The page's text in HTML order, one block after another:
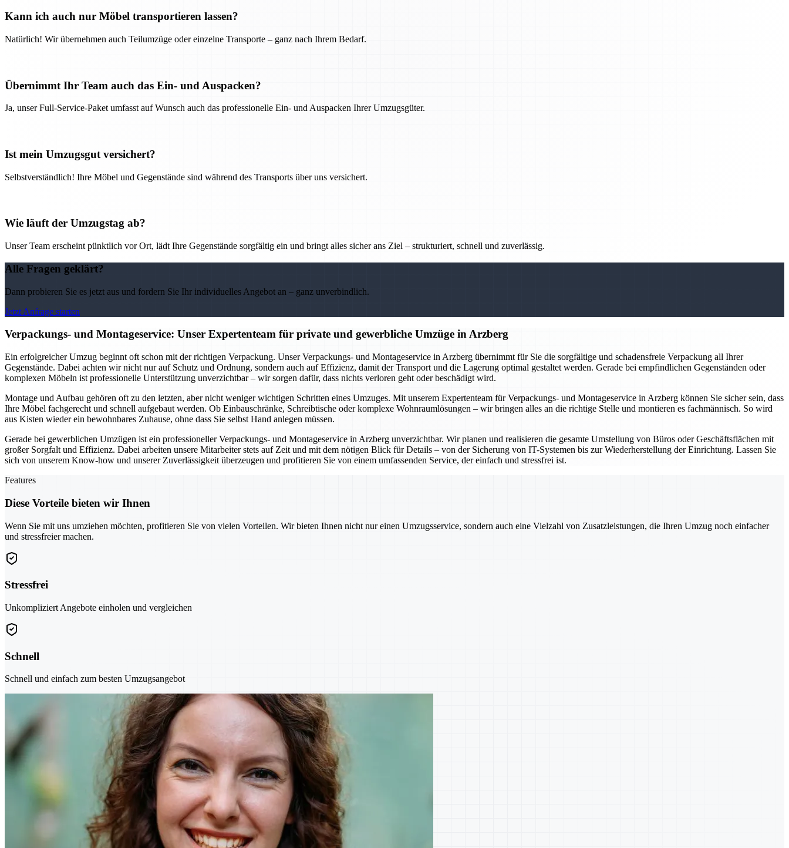
Kann ich auch nur Möbel transportieren lassen?
Natürlich! Wir übernehmen auch Teilumzüge oder einzelne Transporte – ganz nach Ihrem Bedarf.
Übernimmt Ihr Team auch das Ein- und Auspacken?
Ja, unser Full-Service-Paket umfasst auf Wunsch auch das professionelle Ein- und Auspacken Ihrer Umzugsgüter.
Ist mein Umzugsgut versichert?
Selbstverständlich! Ihre Möbel und Gegenstände sind während des Transports über uns versichert.
Wie läuft der Umzugstag ab?
Unser Team erscheint pünktlich vor Ort, lädt Ihre Gegenstände sorgfältig ein und bringt alles sicher ans Ziel – strukturiert, schnell und zuverlässig.
Alle Fragen geklärt?
Dann probieren Sie es jetzt aus und fordern Sie Ihr individuelles Angebot an – ganz unverbindlich.
Jetzt Anfrage starten
Verpackungs- und Montageservice: Unser Expertenteam für private und gewerbliche Umzüge in Arzberg
Ein erfolgreicher Umzug beginnt oft schon mit der richtigen Verpackung. Unser Verpackungs- und Montageservice in Arzberg übernimmt für Sie die sorgfältige und schadensfreie Verpackung all Ihrer
Gegenstände. Dabei achten wir nicht nur auf Schutz und Ordnung, sondern auch auf Effizienz, damit der Transport und die Lagerung optimal gestaltet werden. Gerade bei empfindlichen Gegenständen oder
komplexen Möbeln ist professionelle Unterstützung unverzichtbar – wir sorgen dafür, dass nichts verloren geht oder beschädigt wird.
Montage und Aufbau gehören oft zu den letzten, aber nicht weniger wichtigen Schritten eines Umzuges. Mit unserem Expertenteam für Verpackungs- und Montageservice in Arzberg können Sie sicher sein, dass
Ihre Möbel fachgerecht und schnell aufgebaut werden. Ob Einbauschränke, Schreibtische oder komplexe Wohnraumlösungen – wir bringen alles an die richtige Stelle und montieren es fachmännisch. So wird
aus Kisten wieder ein bewohnbares Zuhause, ohne dass Sie selbst Hand anlegen müssen.
Gerade bei gewerblichen Umzügen ist ein professioneller Verpackungs- und Montageservice in Arzberg unverzichtbar. Wir planen und realisieren die gesamte Umstellung von Büros oder Geschäftsflächen mit
großer Sorgfalt und Effizienz. Dabei arbeiten unsere Mitarbeiter stets auf Zeit und mit dem nötigen Blick für Details – von der Sicherung von IT-Systemen bis zur Wiederherstellung der Einrichtung. Lassen Sie
sich von unserem Know-how und unserer Zuverlässigkeit überzeugen und profitieren Sie von einem umfassenden Service, der einfach und stressfrei ist.
Features
Diese Vorteile bieten wir Ihnen
Wenn Sie mit uns umziehen möchten, profitieren Sie von vielen Vorteilen. Wir bieten Ihnen nicht nur einen Umzugsservice, sondern auch eine Vielzahl von Zusatzleistungen, die Ihren Umzug noch einfacher
und stressfreier machen.
Stressfrei
Unkompliziert Angebote einholen und vergleichen
Schnell
Schnell und einfach zum besten Umzugsangebot